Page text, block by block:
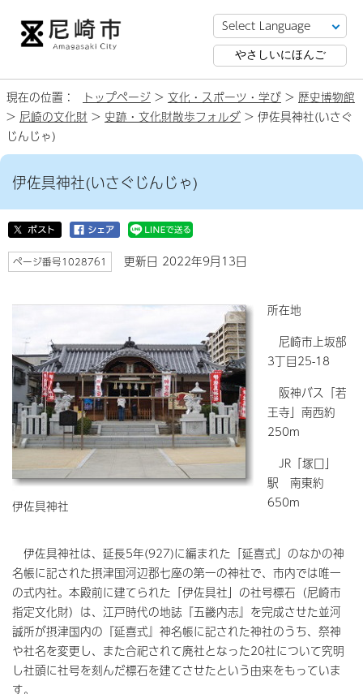
やさしいにほんご
現在の位置： トップページ > 文化・スポーツ・学び > 歴史博物館
> 尼崎の文化財 > 史跡・文化財散歩フォルダ > 伊佐具神社(いさぐ
じんじゃ)
伊佐具神社(いさぐじんじゃ)
ページ番号1028761 更新日 2022年9月13日
伊佐具神社
所在地
尼崎市上坂部
3丁目25-18
阪神バス「若
王寺」南西約
250m
JR「塚口」
駅 南東約
650m
伊佐具神社は、延長5年(927)に編まれた「延喜式」のなかの神
名帳に記された摂津国河辺郡七座の第一の神社で、市内では唯一
の式内社。本殿前に建てられた「伊佐具社」の社号標石（尼崎市
指定文化財）は、江戸時代の地誌『五畿内志』を完成させた並河
誠所が摂津国内の『延喜式』神名帳に記された神社のうち、祭神
や社名を変更し、また合祀されて廃社となった20社について究明
し社頭に社号を刻んだ標石を建てさせたという由来をもっていま
す。